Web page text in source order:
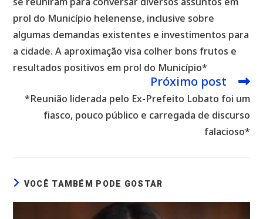
prol do Município helenense, inclusive sobre
algumas demandas existentes e investimentos para
a cidade. A aproximação visa colher bons frutos e
resultados positivos em prol do Município*
Próximo post
*Reunião liderada pelo Ex-Prefeito Lobato foi um
fiasco, pouco público e carregada de discurso
falacioso*
VOCÊ TAMBÉM PODE GOSTAR